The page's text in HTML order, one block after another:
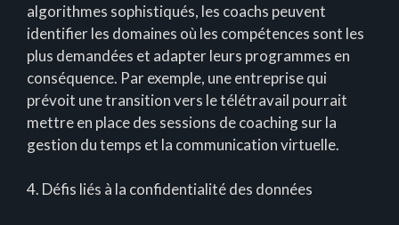
algorithmes sophistiqués, les coachs peuvent
identifier les domaines où les compétences sont les
plus demandées et adapter leurs programmes en
conséquence. Par exemple, une entreprise qui
prévoit une transition vers le télétravail pourrait
mettre en place des sessions de coaching sur la
gestion du temps et la communication virtuelle.
4. Défis liés à la confidentialité des données